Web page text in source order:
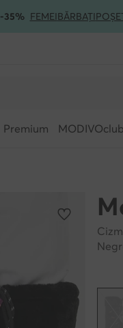
35% FEMEIBĂRBAȚI
Premium